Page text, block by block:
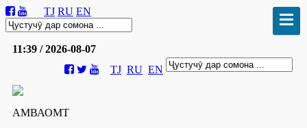
TJ RU EN
11:39 / 2026-08-07
TJ RU EN
АМВАОМТ